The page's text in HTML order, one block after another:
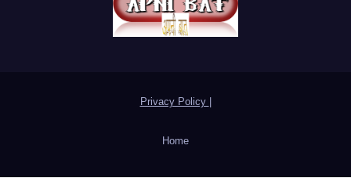
Privacy Policy
Home